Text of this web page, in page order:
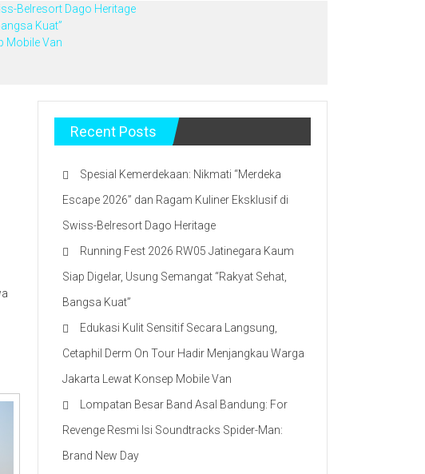
Belresort Dago Heritage
Kuat”
Mobile Van
Recent Posts
Spesial Kemerdekaan: Nikmati “Merdeka
Escape 2026” dan Ragam Kuliner Eksklusif di
Swiss-Belresort Dago Heritage
Running Fest 2026 RW05 Jatinegara Kaum
Siap Digelar, Usung Semangat “Rakyat Sehat,
Bangsa Kuat”
Edukasi Kulit Sensitif Secara Langsung,
Cetaphil Derm On Tour Hadir Menjangkau Warga
Jakarta Lewat Konsep Mobile Van
Lompatan Besar Band Asal Bandung: For
Revenge Resmi Isi Soundtracks Spider-Man:
Brand New Day